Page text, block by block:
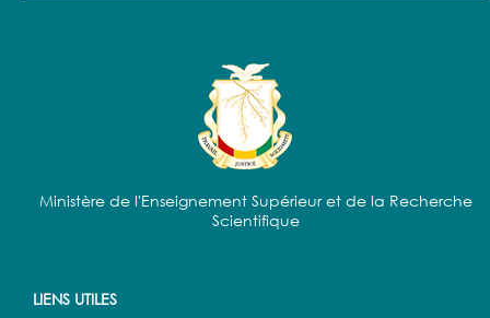
Ministère de l'Enseignement Supérieur et de la Recherche
Scientifique
LIENS UTILES